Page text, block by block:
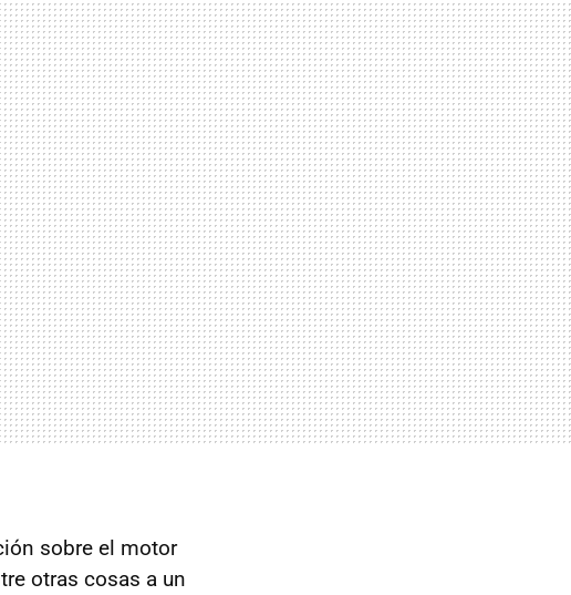
sobre el motor
otras cosas a un